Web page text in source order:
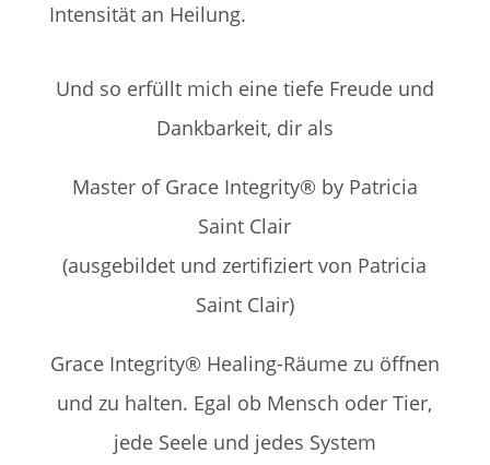
Intensität an Heilung.
Und so erfüllt mich eine tiefe Freude und
Dankbarkeit, dir als
Master of Grace Integrity® by Patricia
Saint Clair
(ausgebildet und zertifiziert von Patricia
Saint Clair)
Grace Integrity® Healing-Räume zu öffnen
und zu halten. Egal ob Mensch oder Tier,
jede Seele und jedes System